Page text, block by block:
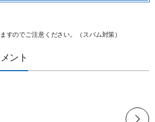
すのでご注意ください。（スパム対策）
ント